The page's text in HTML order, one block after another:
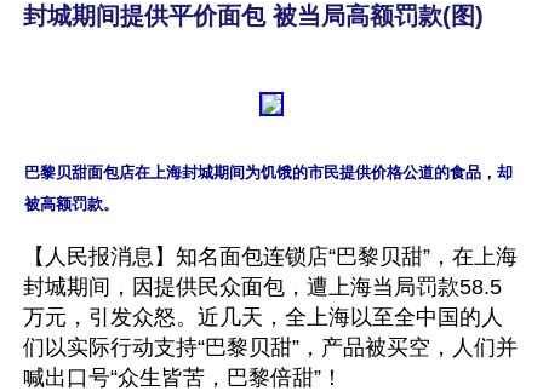
封城期间提供平价面包 被当局高额罚款(图)
巴黎贝甜面包店在上海封城期间为饥饿的市民提供价格公道的食品，却
【人民报消息】知名面包连锁店“巴黎贝甜”，在上海
封城期间，因提供民众面包，遭上海当局罚款58.5
万元，引发众怒。近几天，全上海以至全中国的人
们以实际行动支持“巴黎贝甜”，产品被买空，人们并
喊出口号“众生皆苦，巴黎倍甜”！